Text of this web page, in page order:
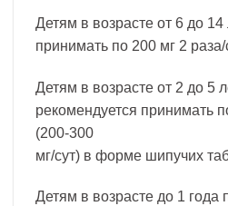
Детям в возрасте от 6 до 14
принимать по 200 мг 2 раза/
Детям в возрасте от 2 до 5
рекомендуется принимать
(200-300
мг/сут) в форме шипучих
Детям в возрасте до 1 года